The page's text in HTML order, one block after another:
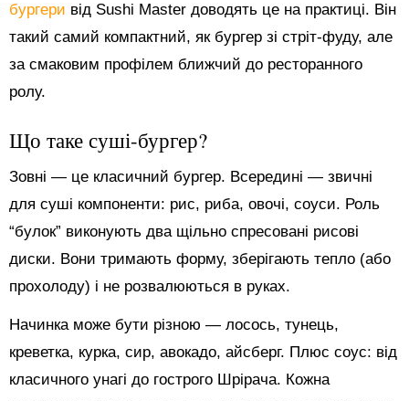
бургери від Sushi Master доводять це на практиці. Він
такий самий компактний, як бургер зі стріт-фуду, але
за смаковим профілем ближчий до ресторанного
ролу.
Що таке суші-бургер?
Зовні — це класичний бургер. Всередині — звичні
для суші компоненти: рис, риба, овочі, соуси. Роль
“булок” виконують два щільно спресовані рисові
диски. Вони тримають форму, зберігають тепло (або
прохолоду) і не розвалюються в руках.
Начинка може бути різною — лосось, тунець,
креветка, курка, сир, авокадо, айсберг. Плюс соус: від
класичного унагі до гострого Шрірача. Кожна